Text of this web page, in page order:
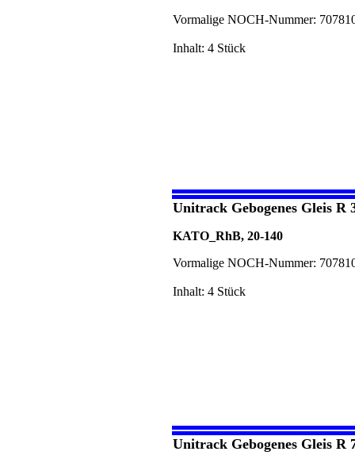
Vormalige NOCH-Nummer:
Inhalt: 4 Stück
Unitrack Gebogenes Gleis R
KATO_RhB, 20-140
Vormalige NOCH-Nummer:
Inhalt: 4 Stück
Unitrack Gebogenes Gleis R